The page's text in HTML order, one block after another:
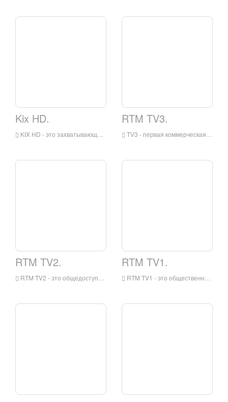
Kix HD.
KIX HD - это захватывающий новый канал высокой четкости для Asia, который сочетает в себе самое лучшее в действии развлечения с дозовой дозой в конце ночи, охлаждающие программы. Демонстрируя жанры наиболее убедительные голливудские и азиатские блокбастеры
RTM TV3.
TV3 - первая коммерческая телевизионная станция Малайзии, также известная как TV Tiga, была основана в 1983 году и начала вещание в Куала-Лумпуре, столице Малайзии, 1 июня 1984 года.
RTM TV2.
RTM TV2 - это общедоступный телевизионный канал, который отличается от развлечений, фильмов и драм. Это управляется радио Телевисяном Малайзией (RTM).
RTM TV1.
RTM TV1 - это общественный телевизионный канал, принадлежащий правительству Малайзии через радиотелевисян Малайзия (RTM). Он передает новости, спортивные, документальные фильмы и другие программы.